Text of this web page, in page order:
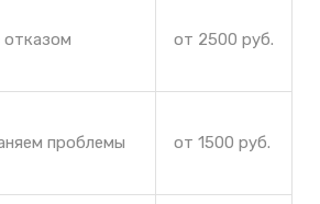
от 2500 руб.
проблемы
от 1500 руб.